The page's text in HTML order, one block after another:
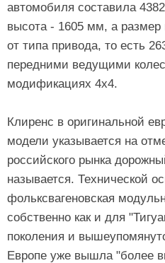
автомобиля составила
высота - 1605 мм, а размер
от типа привода, то есть
передними ведущими
модификациях 4х4.
Клиренс в оригинальной
модели указывается на
российского рынка
называется. Технической
фольксвагеновская
собственно как и для
поколения и
Европе уже вышла "более